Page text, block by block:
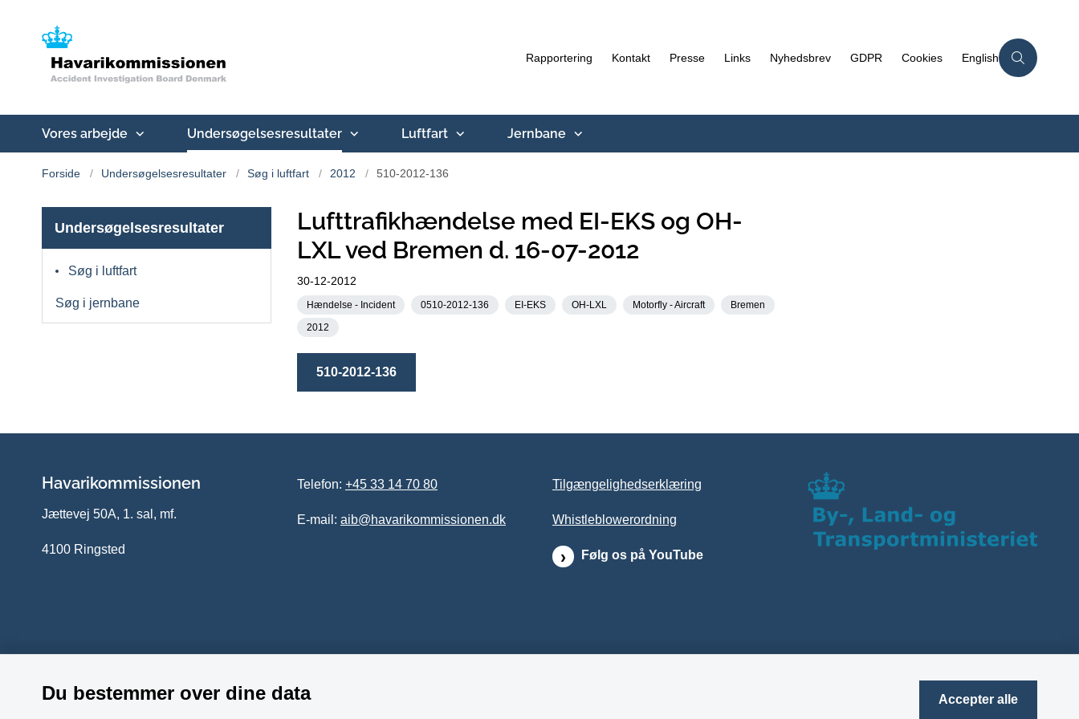
Rapportering Kontakt Presse Links Nyhedsbrev GDPR Cookies English
Vores arbejde Undersøgelsesresultater Luftfart Jernbane
Forside Undersøgelsesresultater Søg i luftfart 2012 510-2012-136
Undersøgelsesresultater
Søg i luftfart
Søg i jernbane
Lufttrafikhændelse med EI-EKS og OH-
LXL ved Bremen d. 16-07-2012
30-12-2012
Hændelse - Incident 0510-2012-136 EI-EKS OH-LXL Motorfly - Aircraft
Bremen
2012
510-2012-136
Havarikommissionen
Jættevej 50A, 1. sal, mf.
4100 Ringsted
Telefon: +45 33 14 70 80
E-mail: aib@havarikommissionen.dk
Tilgængelighedserklæring
Whistleblowerordning
Følg os på YouTube
Du bestemmer over dine data Accepter alle